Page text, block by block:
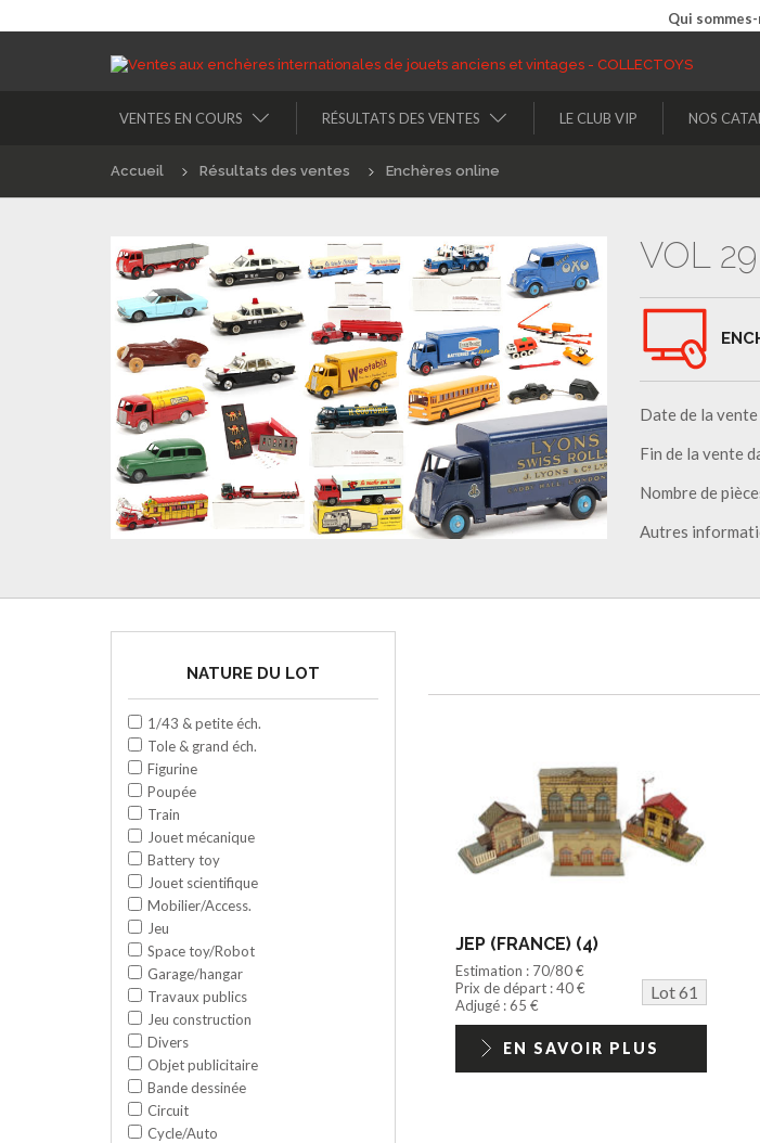
Qui
VENTES EN COURS RÉSULTATS DES VENTES LE CLUB VIP NOS
Accueil Résultats des ventes Enchères online
VOL
Date de la vente
Fin de la vente
Nombre de
Autres
NATURE DU LOT
1/43 & petite éch.
Tole & grand éch.
Figurine
Poupée
Train
Jouet mécanique
Battery toy
Jouet scientifique
Mobilier/Access.
Jeu
Space toy/Robot
Garage/hangar
Travaux publics
Jeu construction
Divers
Objet publicitaire
Bande dessinée
Circuit
Cycle/Auto
JEP (FRANCE) (4)
Estimation : 70/80 €
Prix de départ : 40 €
Lot 61
Adjugé : 65 €
EN SAVOIR PLUS